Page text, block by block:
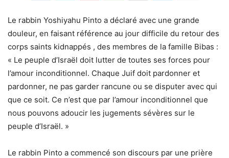
Le rabbin Yoshiyahu Pinto a déclaré avec une grande
douleur, en faisant référence au jour difficile du retour des
corps saints kidnappés , des membres de la famille Bibas :
« Le peuple d’Israël doit lutter de toutes ses forces pour
l’amour inconditionnel. Chaque Juif doit pardonner et
pardonner, ne pas garder rancune ou se disputer avec qui
que ce soit. Ce n’est que par l’amour inconditionnel que
nous pouvons adoucir les jugements sévères sur le
peuple d’Israël. »
Le rabbin Pinto a commencé son discours par une prière